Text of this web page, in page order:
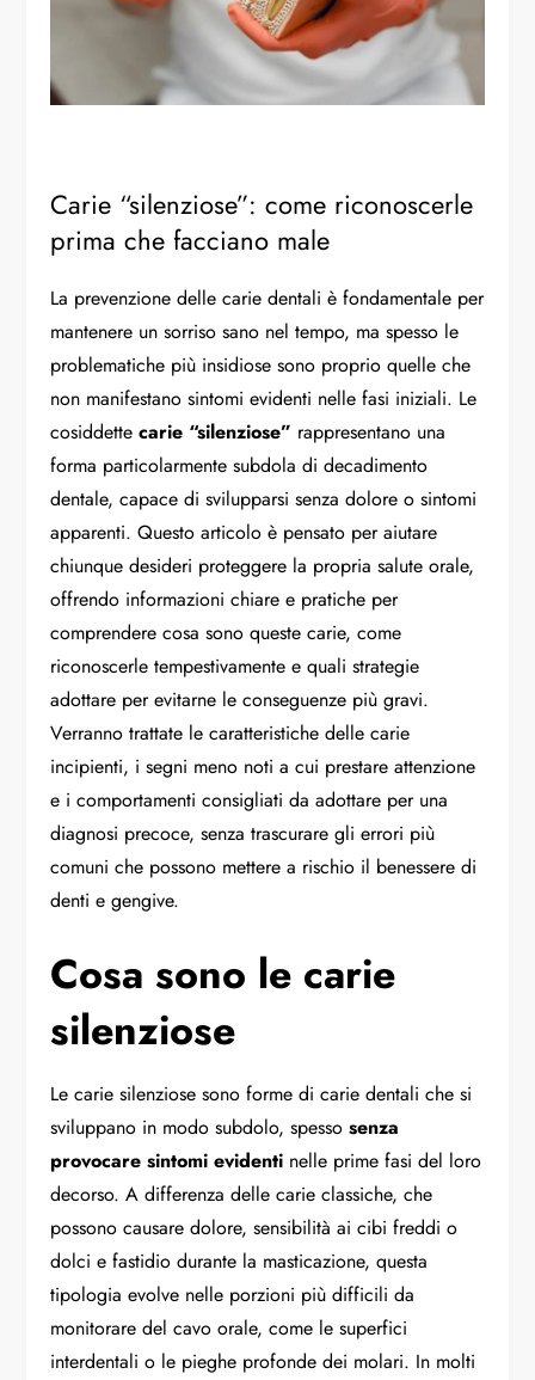
Carie “silenziose”: come riconoscerle
prima che facciano male
La prevenzione delle carie dentali è fondamentale per
mantenere un sorriso sano nel tempo, ma spesso le
problematiche più insidiose sono proprio quelle che
non manifestano sintomi evidenti nelle fasi iniziali. Le
cosiddettecarie “silenziose” rappresentano una
forma particolarmente subdola di decadimento
dentale, capace di svilupparsi senza dolore o sintomi
apparenti. Questo articolo è pensato per aiutare
chiunque desideri proteggere la propria salute orale,
offrendo informazioni chiare e pratiche per
comprendere cosa sono queste carie, come
riconoscerle tempestivamente e quali strategie
adottare per evitarne le conseguenze più gravi.
Verranno trattate le caratteristiche delle carie
incipienti, i segni meno noti a cui prestare attenzione
e i comportamenti consigliati da adottare per una
diagnosi precoce, senza trascurare gli errori più
comuni che possono mettere a rischio il benessere di
denti e gengive.
Cosa sono le carie
silenziose
Le carie silenziose sono forme di carie dentali che si
sviluppano in modo subdolo, spessosenza
provocare sintomi evidenti nelle prime fasi del loro
decorso. A differenza delle carie classiche, che
possono causare dolore, sensibilità ai cibi freddi o
dolci e fastidio durante la masticazione, questa
tipologia evolve nelle porzioni più difficili da
monitorare del cavo orale, come le superfici
interdentali o le pieghe profonde dei molari. In molti